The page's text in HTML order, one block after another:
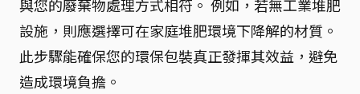
與您的廢棄物處理方式相符。 例如，若無工業堆肥
設施，則應選擇可在家庭堆肥環境下降解的材質。
此步驟能確保您的環保包裝真正發揮其效益，避免
造成環境負擔。